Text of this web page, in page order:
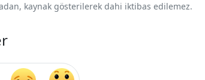
kaynak gösterilerek dahi iktibas edilemez.